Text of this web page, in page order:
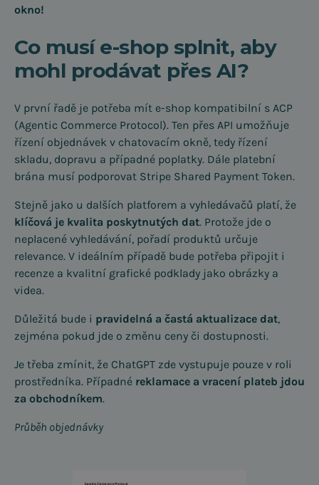
okno!
Co musí e-shop splnit, aby
mohl prodávat přes AI?
V první řadě je potřeba mít e-shop kompatibilní s ACP
(Agentic Commerce Protocol). Ten přes API umožňuje
řízení objednávek v chatovacím okně, tedy řízení
skladu, dopravu a případné poplatky. Dále platební
brána musí podporovat Stripe Shared Payment Token.
Stejně jako u dalších platforem a vyhledávačů platí, že
klíčová je kvalita poskytnutých dat. Protože jde o
neplacené vyhledávání, pořadí produktů určuje
relevance. V ideálním případě bude potřeba připojit i
recenze a kvalitní grafické podklady jako obrázky a
videa.
Důležitá bude i pravidelná a častá aktualizace dat,
zejména pokud jde o změnu ceny či dostupnosti.
Je třeba zmínit, že ChatGPT zde vystupuje pouze v roli
prostředníka. Případné reklamace a vracení plateb jdou
za obchodníkem.
Průběh objednávky